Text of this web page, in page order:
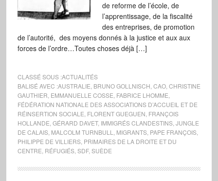
de reforme de l’école, de
l’apprentissage, de la fiscalité
des entreprises, de promotion
de l’autorité, des moyens donnés à la justice et aux aux
forces de l’ordre…Toutes choses déjà […]
CLASSÉ SOUS :ACTUALITÉS
BALISÉ AVEC :AUSTRALIE BRUNO GOLLNISCH CAO, CHRISTINE
GAUTHIER EMMANUELLE COSSE FABRICE LHOMME
FÉDÉRATION NATIONALE DES ASSOCIATIONS D’ACCUEIL ET DE
RÉINSERTION SOCIALE FLORENT GUEGUEN FRANÇOIS
HOLLANDE GÉRARD DAVET, IMMIGRÉS CLANDESTINS, JUNGLE
DE CALAIS, MALCOLM TURNBULL MIGRANTS, PAPE FRANÇOIS,
PHILIPPE DE VILLIERS, PRIMAIRES DE LA DROITE ET DU
CENTRE RÉFUGIÉS, SDF, SUÈDE